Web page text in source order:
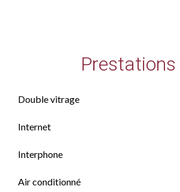
Prestations
Double vitrage
Internet
Interphone
Air conditionné